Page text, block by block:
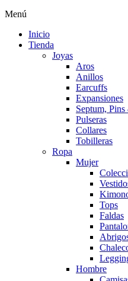
Menú
Inicio
Tienda
Joyas
Aros
Anillos
Earcuffs
Expansiones
Septum,
Pulseras
Collares
Tobilleras
Ropa
Mujer
Tops
Faldas
Hombre